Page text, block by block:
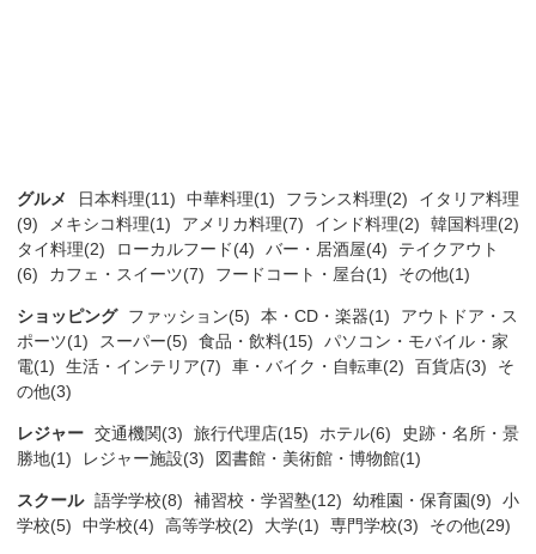
グルメ 日本料理(11) 中華料理(1) フランス料理(2)
イタリア料理
(9)
メキシコ料理(1) アメリカ料理(7) インド料理(2)
韓国料理(2)
タイ料理(2)
ローカルフード(4) バー・居酒屋(4)
テイクアウト
(6)
カフェ・スイーツ(7) フードコート・屋台(1) その他(1)
ショッピング ファッション(5) 本・CD・楽器(1)
アウトドア・ス
ポーツ(1)
スーパー(5) 食品・飲料(15)
パソコン・モバイル・家
電(1)
生活・インテリア(7) 車・バイク・自転車(2) 百貨店(3)
そ
の他(3)
レジャー 交通機関(3) 旅行代理店(15) ホテル(6)
史跡・名所・景
勝地(1)
レジャー施設(3) 図書館・美術館・博物館(1)
スクール 語学学校(8) 補習校・学習塾(12) 幼稚園・保育園(9)
小
学校(5)
中学校(4) 高等学校(2) 大学(1) 専門学校(3) その他(29)